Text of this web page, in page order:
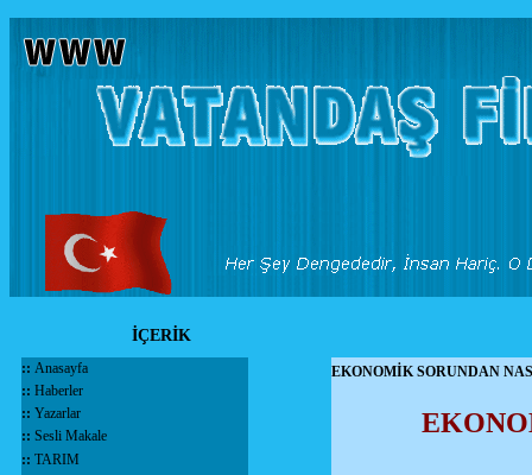
İÇERİK
:: Anasayfa
:: Haberler
:: Yazarlar
:: Sesli Makale
:: TARIM
EKONOMİK SORUNDAN